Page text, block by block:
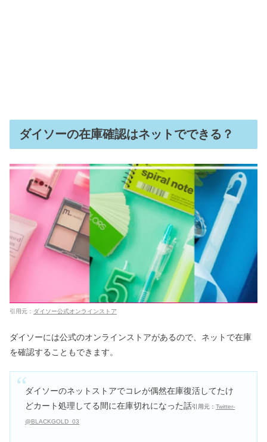
ダイソーの在庫確認はネットでできる？
引用元： ダイソー公式オンラインストア
ダイソーには公式のオンラインストアがあるので、ネットで在庫
を確認することもできます。
ダイソーのネットストアでコレが偶然在庫復活してたけ
どカート処理してる間に在庫切れになった話引用元：Twitter-
@BLACKGOLD_03